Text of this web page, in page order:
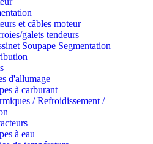
et câbles moteur
galets tendeurs
Soupape Segmentation
d'allumage
à carburant
/ Refroidissement /
à eau